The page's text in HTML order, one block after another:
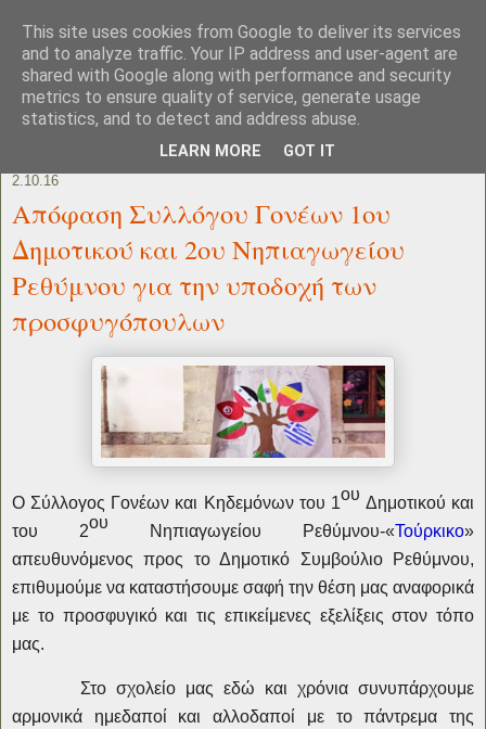
2.10.16
Απόφαση Συλλόγου Γονέων 1ου
Δημοτικού και 2ου Νηπιαγωγείου
Ρεθύμνου για την υποδοχή των
προσφυγόπουλων
Ο Σύλλογος Γονέων και Κηδεμόνων του 1ου Δημοτικού και
του 2ου Νηπιαγωγείου Ρεθύμνου-«Τούρκικο»
απευθυνόμενος προς το Δημοτικό Συμβούλιο Ρεθύμνου,
επιθυμούμε να καταστήσουμε σαφή την θέση μας αναφορικά
με το προσφυγικό και τις επικείμενες εξελίξεις στον τόπο
μας.
Στο σχολείο μας εδώ και χρόνια συνυπάρχουμε
αρμονικά ημεδαποί και αλλοδαποί με το πάντρεμα της
This site uses cookies from Google to deliver its services
and to analyze traffic. Your IP address and user-agent are
shared with Google along with performance and security
metrics to ensure quality of service, generate usage
statistics, and to detect and address abuse.
LEARN MORE GOT IT